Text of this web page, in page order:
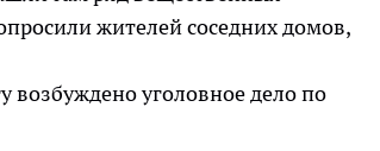
жителей соседних домов,
уголовное дело по